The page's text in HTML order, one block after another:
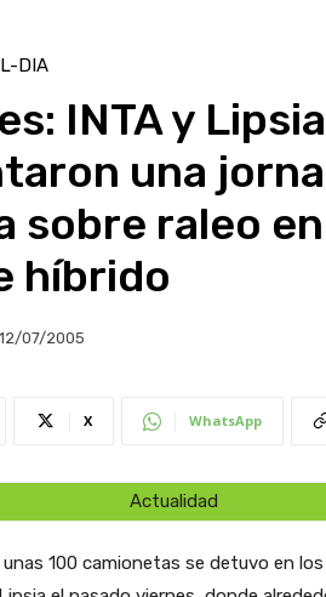
DIA
INTA y Lipsia
una
sobre raleo
híbrido
12/07/2005
X WhatsApp
Actualidad
100 camionetas se detuvo en